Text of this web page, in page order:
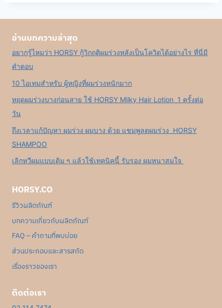
อ่านบทความล่าสุด
อยากรู้ไหมว่า HORSY กู้วิกฤติผมร่วงหลังเป็นโควิดได้อย่างไร ที่นี่มี
คำตอบ
10 ไอเทมสำหรับ ผู้หญิงที่ผมร่วงหนักมาก
หยุดผมร่วงบางก่อนสาย ใช้ HORSY Milky Hair Lotion 1 ครั้งต่อ
วัน
ถึงเวลาแก้ปัญหา ผมร่วง ผมบาง ด้วย แชมพูลดผมร่วง HORSY
SHAMPOO
เลิกหวีผมแบบเดิม ๆ แล้วใช้เทคนิคนี้ รับรอง ผมหนาสมใจ
HORSY.CO
รีวิวผลิตภัณฑ์
บทความเกี่ยวกับผลิตภัณฑ์
FAQ – คำถามที่พบบ่อย
ส่วนประกอบและสารสกัด
เรื่องราวของเรา
ติดต่อเรา